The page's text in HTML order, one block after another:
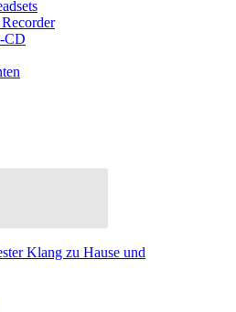
CD
Klang zu Hause und